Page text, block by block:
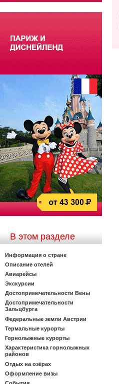
В этом разделе
Информация о стране
Описание отелей
Авиарейсы
Экскурсии
Достопримечательности Вены
Достопримечательности
Зальцбурга
Федеральные земли Австрии
Термальные курорты
Горнолыжные курорты
Характеристика горнолыжных
районов
Отдых на озёрах
Оформление визы